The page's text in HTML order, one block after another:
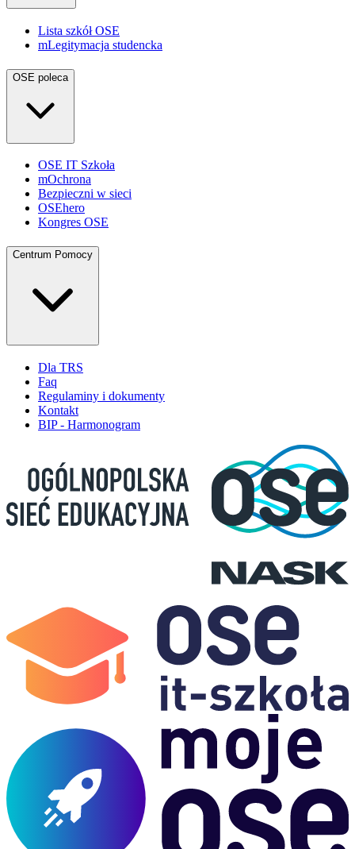
Lista szkół OSE
mLegitymacja studencka
OSE poleca
OSE IT Szkoła
mOchrona
Bezpieczni w sieci
OSEhero
Kongres OSE
Centrum Pomocy
Dla TRS
Faq
Regulaminy i dokumenty
Kontakt
BIP - Harmonogram